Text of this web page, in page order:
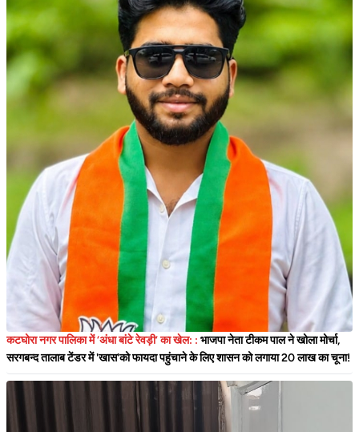
कटघोरा नगर पालिका में ‘अंधा बांटे रेवड़ी’ का खेल: : भाजपा नेता टीकम पाल ने खोला मोर्चा,
सरगबन्द तालाब टेंडर में 'खास'को फायदा पहुंचाने के लिए शासन को लगाया 20 लाख का चूना!